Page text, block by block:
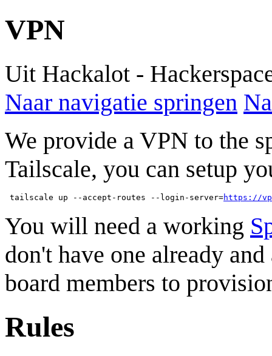
VPN
Uit Hackalot -
Naar navigatie springen
We provide a VPN to the
Tailscale, you can setup
tailscale up --accept-routes --login-server=https://
You will need a working
don't have one already
board members to
Rules